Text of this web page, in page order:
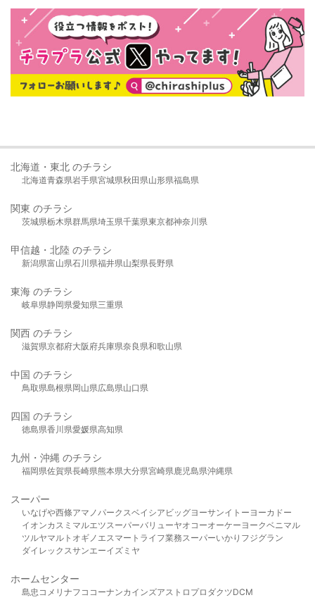
北海道・東北 のチラシ
北海道青森県岩手県宮城県秋田県山形県福島県
関東 のチラシ
茨城県栃木県群馬県埼玉県千葉県東京都神奈川県
甲信越・北陸 のチラシ
新潟県富山県石川県福井県山梨県長野県
東海 のチラシ
岐阜県静岡県愛知県三重県
関西 のチラシ
滋賀県京都府大阪府兵庫県奈良県和歌山県
中国 のチラシ
鳥取県島根県岡山県広島県山口県
四国 のチラシ
徳島県香川県愛媛県高知県
九州・沖縄 のチラシ
福岡県佐賀県長崎県熊本県大分県宮崎県鹿児島県沖縄県
スーパー
いなげや西條アマノパークスベイシア ビッグヨーサンイトーヨーカドー
イオンカスミ マルエツスーパーバリューヤオコーオーケー ヨークベニマル
ツルヤマルト オギノ エスマート ライフ業務スーパーいかり フジグラン
ダイレックスサンエーイズミヤ
ホームセンター
島忠 コメリ ナフコ コーナンカインズアストロプロダクツDCM